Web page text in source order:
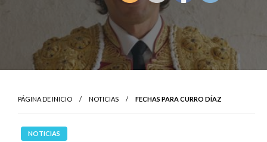
PÁGINA DE INICIO NOTICIAS FECHAS PARA CURRO DÍAZ
NOTICIAS